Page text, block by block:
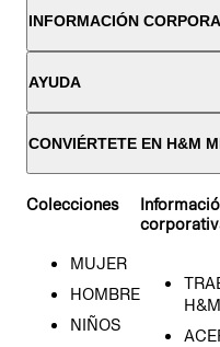
INFORMACIÓN
AYUDA
CONVIÉRTETE EN H&M
Colecciones
MUJER
HOMBRE
NIÑOS
H&M